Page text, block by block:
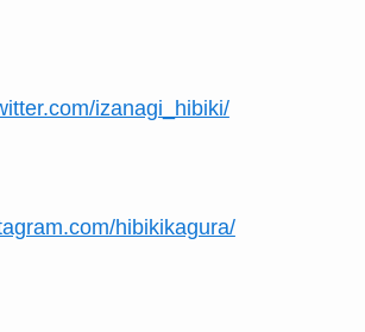
izanagi_hibiki/
hibikikagura/